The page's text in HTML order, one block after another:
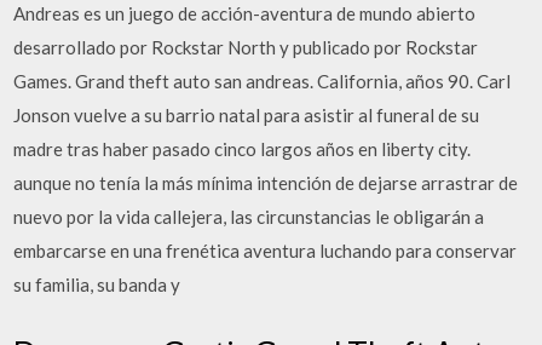
Andreas es un juego de acción-aventura de mundo abierto
desarrollado por Rockstar North y publicado por Rockstar
Games. Grand theft auto san andreas. California, años 90. Carl
Jonson vuelve a su barrio natal para asistir al funeral de su
madre tras haber pasado cinco largos años en liberty city.
aunque no tenía la más mínima intención de dejarse arrastrar de
nuevo por la vida callejera, las circunstancias le obligarán a
embarcarse en una frenética aventura luchando para conservar
su familia, su banda y